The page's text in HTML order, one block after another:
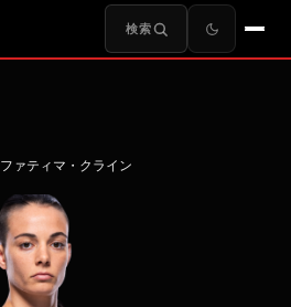
検索
ファティマ・クライン